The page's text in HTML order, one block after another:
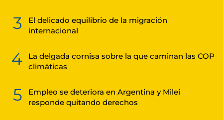
3
El delicado equilibrio de la migración
internacional
4
La delgada cornisa sobre la que caminan las COP
climáticas
5
Empleo se deteriora en Argentina y Milei
responde quitando derechos